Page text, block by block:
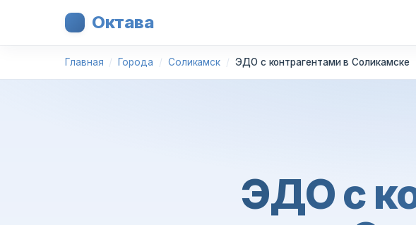
Октава
Главная Города Соликамск ЭДО с контрагентами в Соликамске
ЭДО с